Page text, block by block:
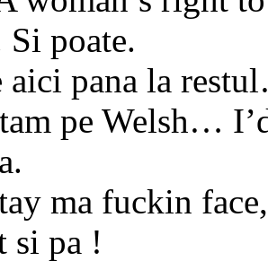
Si poate.
aici pana la
pe Welsh…
ma fuckin
si pa !